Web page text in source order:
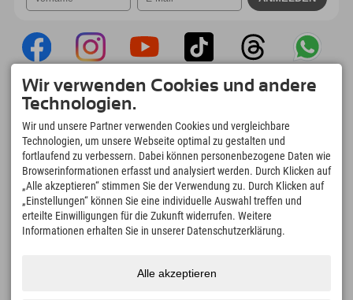
Explorer App
Upload Deiner #ExplorerMoments, Mein
Explorer To Go mit Buchungsübersicht,
Bucketlist, Restaurantübersicht uvm. Jetzt
downloaden!
Zeit für Explorer Moments
166
Bergseen und Erlebnisbäder
4.634km
Pisten zum Skifahren und
97
Wir verwenden Cookies und andere
Technologien.
Wir und unsere Partner verwenden Cookies und vergleichbare
Technologien, um unsere Webseite optimal zu gestalten und
fortlaufend zu verbessern. Dabei können personenbezogene Daten wie
Browserinformationen erfasst und analysiert werden. Durch Klicken auf
„Alle akzeptieren“ stimmen Sie der Verwendung zu. Durch Klicken auf
„Einstellungen“ können Sie eine individuelle Auswahl treffen und
erteilte Einwilligungen für die Zukunft widerrufen. Weitere
Informationen erhalten Sie in unserer Datenschutzerklärung.
Alle akzeptieren